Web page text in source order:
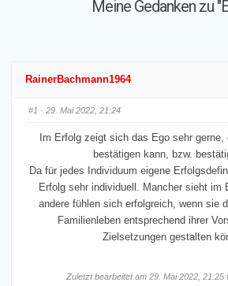
Meine Gedanken zu
RainerBachmann1964
#1 · 29. Mai 2022, 21:24
Im Erfolg zeigt sich das Ego sehr
bestätigen kann, bzw.
Da für jedes Individuum eigene
Erfolg sehr individuell. Mancher sieht im
andere fühlen sich erfolgreich, wenn sie
Familienleben entsprechend ihrer
Zielsetzungen gestalten
Zuletzt bearbeitet am 29. Mai 2022, 21:25